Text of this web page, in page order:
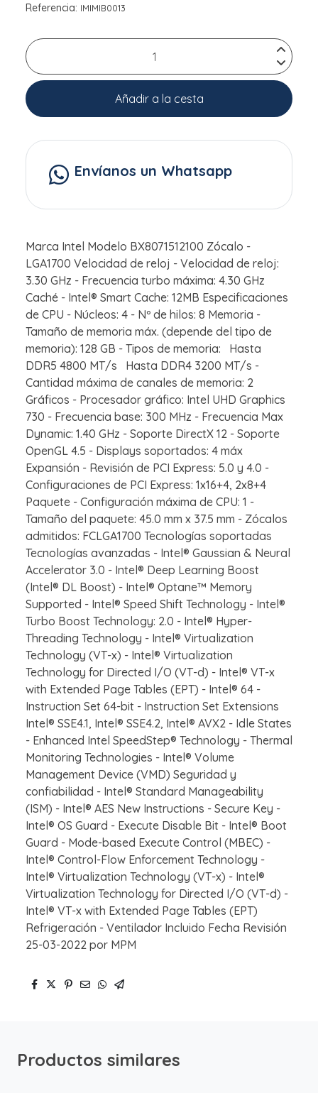
Referencia: IMIMIB0013
Añadir a la cesta
Envíanos un Whatsapp
Marca Intel Modelo BX8071512100 Zócalo -
LGA1700 Velocidad de reloj - Velocidad de reloj:
3.30 GHz - Frecuencia turbo máxima: 4.30 GHz
Caché - Intel® Smart Cache: 12MB Especificaciones
de CPU - Núcleos: 4 - Nº de hilos: 8 Memoria -
Tamaño de memoria máx. (depende del tipo de
memoria): 128 GB - Tipos de memoria: Hasta
DDR5 4800 MT/s Hasta DDR4 3200 MT/s -
Cantidad máxima de canales de memoria: 2
Gráficos - Procesador gráfico: Intel UHD Graphics
730 - Frecuencia base: 300 MHz - Frecuencia Max
Dynamic: 1.40 GHz - Soporte DirectX 12 - Soporte
OpenGL 4.5 - Displays soportados: 4 máx
Expansión - Revisión de PCI Express: 5.0 y 4.0 -
Configuraciones de PCI Express: 1x16+4, 2x8+4
Paquete - Configuración máxima de CPU: 1 -
Tamaño del paquete: 45.0 mm x 37.5 mm - Zócalos
admitidos: FCLGA1700 Tecnologías soportadas
Tecnologías avanzadas - Intel® Gaussian & Neural
Accelerator 3.0 - Intel® Deep Learning Boost
(Intel® DL Boost) - Intel® Optane™ Memory
Supported - Intel® Speed Shift Technology - Intel®
Turbo Boost Technology: 2.0 - Intel® Hyper-
Threading Technology - Intel® Virtualization
Technology (VT-x) - Intel® Virtualization
Technology for Directed I/O (VT-d) - Intel® VT-x
with Extended Page Tables (EPT) - Intel® 64 -
Instruction Set 64-bit - Instruction Set Extensions
Intel® SSE4.1, Intel® SSE4.2, Intel® AVX2 - Idle States
- Enhanced Intel SpeedStep® Technology - Thermal
Monitoring Technologies - Intel® Volume
Management Device (VMD) Seguridad y
confiabilidad - Intel® Standard Manageability
(ISM) - Intel® AES New Instructions - Secure Key -
Intel® OS Guard - Execute Disable Bit - Intel® Boot
Guard - Mode-based Execute Control (MBEC) -
Intel® Control-Flow Enforcement Technology -
Intel® Virtualization Technology (VT-x) - Intel®
Virtualization Technology for Directed I/O (VT-d) -
Intel® VT-x with Extended Page Tables (EPT)
Refrigeración - Ventilador Incluido Fecha Revisión
25-03-2022 por MPM
Productos similares